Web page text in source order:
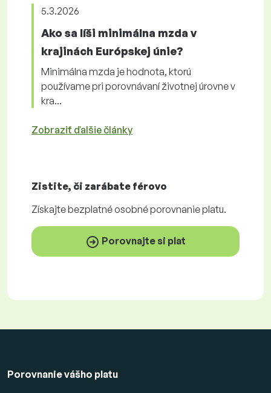
5.3.2026
Ako sa líši minimálna mzda v
krajinách Európskej únie?
Minimálna mzda je hodnota, ktorú
používame pri porovnávaní životnej úrovne v
kra...
Zobraziť ďalšie články
Zistite, či zarábate férovo
Získajtebezplatnéosobné porovnanie platu.
Porovnajte si plat
Porovnanie vášho platu